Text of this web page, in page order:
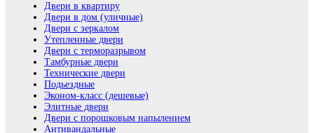
Двери в квартиру
Двери в дом (уличные)
Двери с зеркалом
Утепленные двери
Двери с терморазрывом
Тамбурные двери
Технические двери
Подьездные
Эконом-класс (дешевые)
Элитные двери
Двери с порошковым напылением
Антивандальные